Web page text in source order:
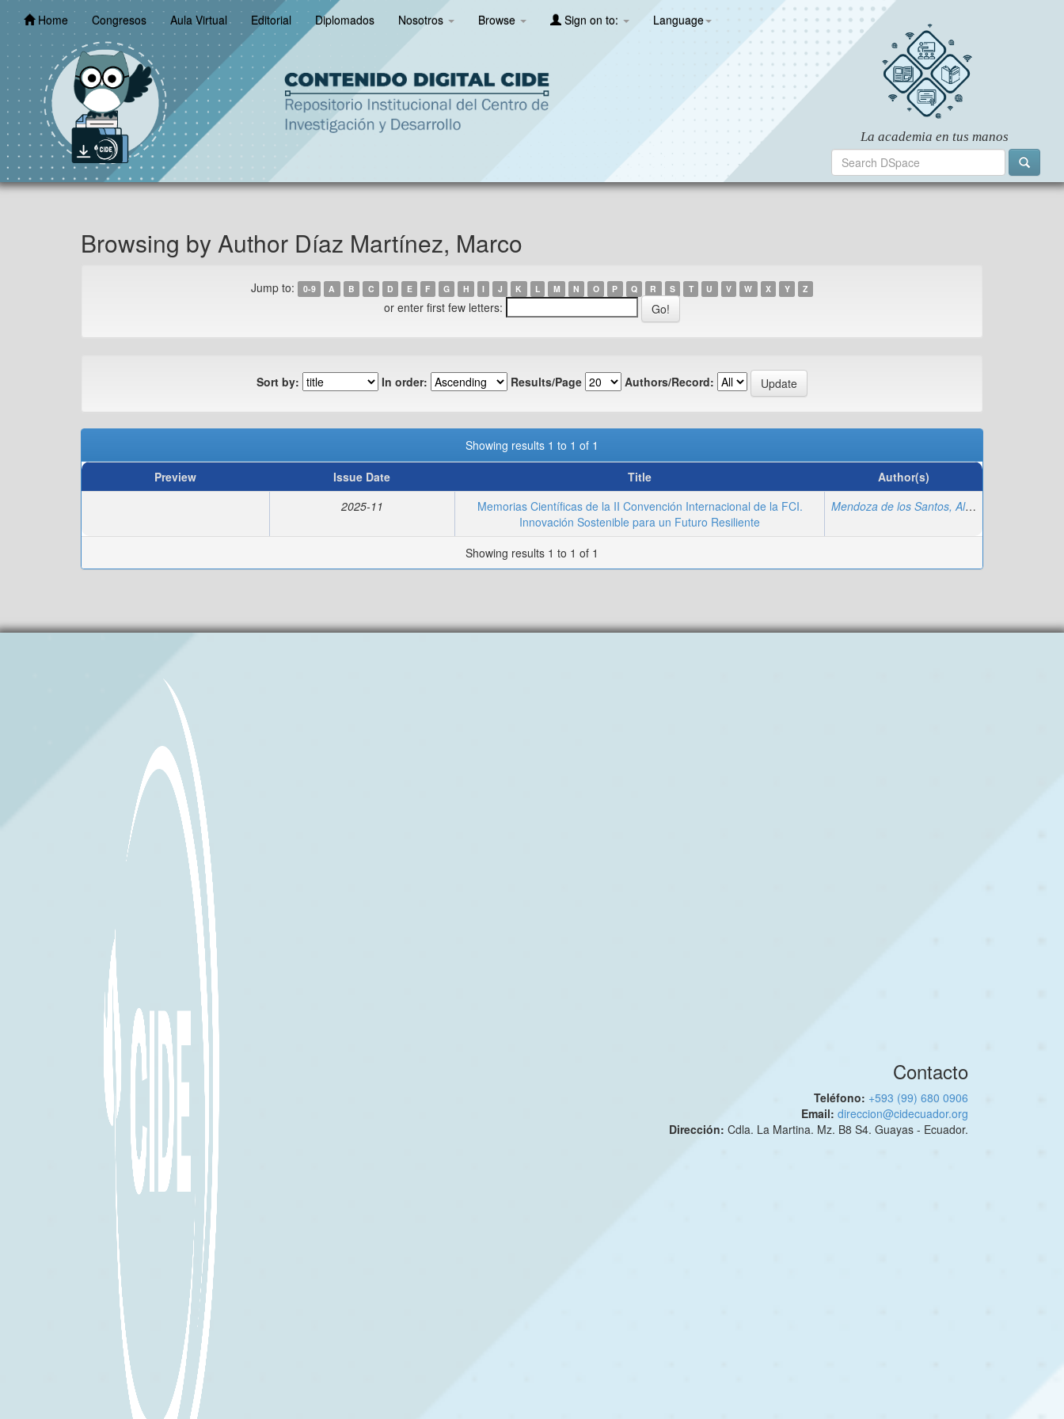
Skip
navigationHome Congresos Aula Virtual Editorial Diplomados Nosotros Browse Sign on to: Language
Browsing by Author Díaz Martínez, Marco
Jump to: 0-9 A B C D E F G H I J K L M N O P Q R S T U V W X Y Z
or enter first few letters:
Sort by: In order: Results/Page Authors/Record:
Showing results 1 to 1 of 1
Preview
Issue Date Title
Author(s)
2025-11
Memorias Científicas de la II Convención Internacional de la FCI.
Innovación Sostenible para un Futuro Resiliente
Mendoza de los Santos, Alberto Carlos
Showing results 1 to 1 of 1
Contacto
Teléfono: +593 (99) 680 0906
Email: direccion@cidecuador.org
Dirección: Cdla. La Martina. Mz. B8 S4. Guayas - Ecuador.